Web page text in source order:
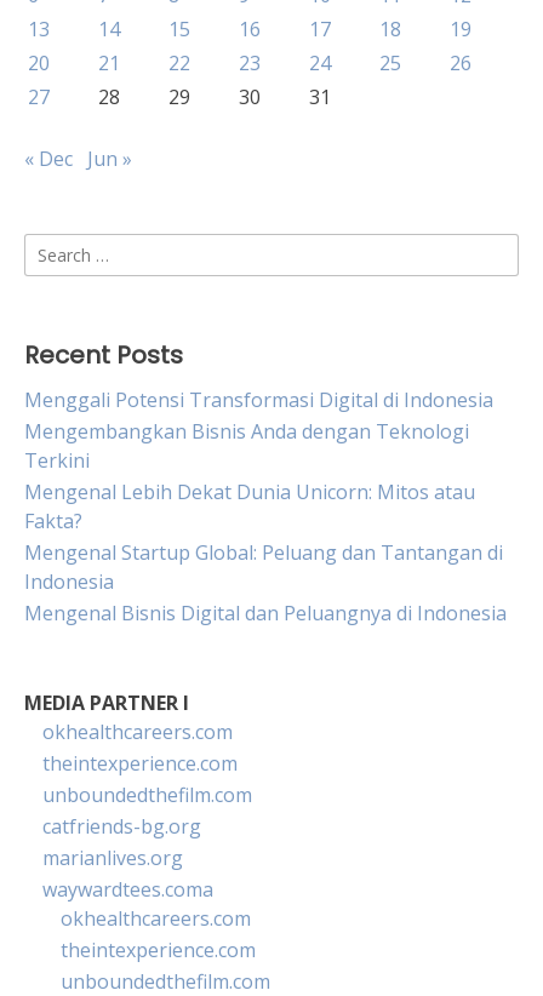
13
14 15 16 17 18
19
20
21 22 23 24 25
26
27
28 29 30 31
« Dec Jun »
Search
for:
Recent Posts
Menggali Potensi Transformasi Digital di Indonesia
Mengembangkan Bisnis Anda dengan Teknologi
Terkini
Mengenal Lebih Dekat Dunia Unicorn: Mitos atau
Fakta?
Mengenal Startup Global: Peluang dan Tantangan di
Indonesia
Mengenal Bisnis Digital dan Peluangnya di Indonesia
MEDIA PARTNER I
okhealthcareers.com
theintexperience.com
unboundedthefilm.com
catfriends-bg.org
marianlives.org
waywardtees.coma
okhealthcareers.com
theintexperience.com
unboundedthefilm.com